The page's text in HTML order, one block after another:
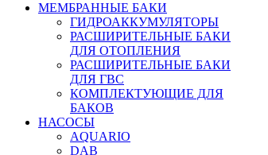
МЕМБРАННЫЕ БАКИ
ГИДРОАККУМУЛЯТОРЫ
РАСШИРИТЕЛЬНЫЕ БАКИ
ДЛЯ ОТОПЛЕНИЯ
РАСШИРИТЕЛЬНЫЕ БАКИ
ДЛЯ ГВС
КОМПЛЕКТУЮЩИЕ ДЛЯ
БАКОВ
НАСОСЫ
AQUARIO
DAB